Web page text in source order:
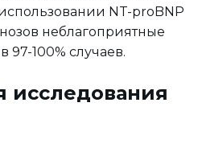
NT-proBNP
неблагоприятные
97-100% случаев.
исследования